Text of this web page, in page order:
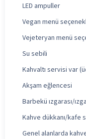
LED ampuller
Vegan menü
Vejeteryan menü
Su sebili
Kahvaltı servisi var
Akşam eğlencesi
Barbekü ızgarası/
Kahve dükkanı/kafe
Genel alanlarda